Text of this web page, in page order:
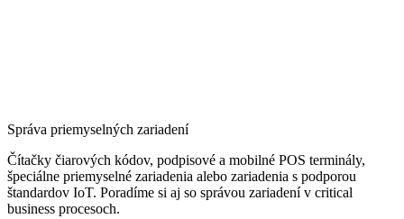
Správa priemyselných zariadení
Čítačky čiarových kódov, podpisové a mobilné POS terminály,
špeciálne priemyselné zariadenia alebo zariadenia s podporou
štandardov IoT. Poradíme si aj so správou zariadení v critical
business procesoch.